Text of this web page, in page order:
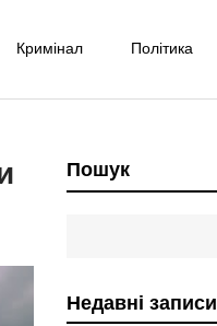
Кримінал Політика
Пошук
Недавні записи